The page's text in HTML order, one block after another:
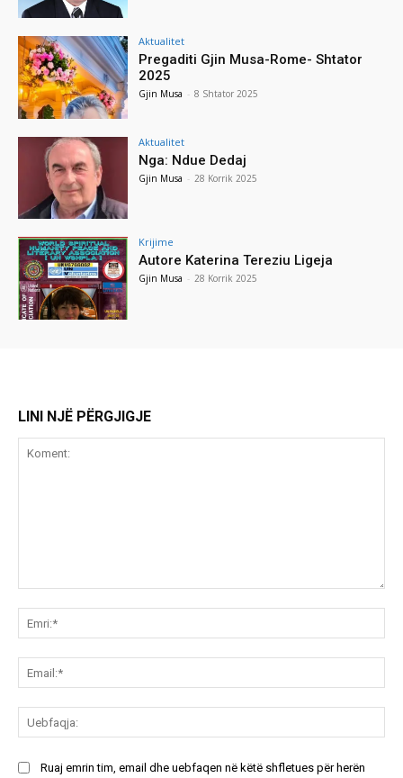
Aktualitet
Pregaditi Gjin Musa-Rome- Shtator
2025
Gjin Musa - 8 Shtator 2025
Aktualitet
Nga: Ndue Dedaj
Gjin Musa - 28 Korrik 2025
Krijime
Autore Katerina Tereziu Ligeja
Gjin Musa - 28 Korrik 2025
LINI NJË PËRGJIGJE
Ruaj emrin tim, email dhe uebfaqen në këtë shfletues për herën